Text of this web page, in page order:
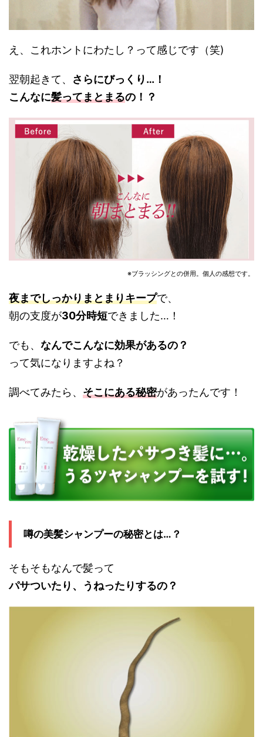
え、これホントにわたし？って感じです（笑)
翌朝起きて、 さらにびっくり…！
こんなに髪ってまとまるの！？
※ブラッシングとの併用。個人の感想です。
夜までしっかりまとまりキープで、
朝の支度が30分時短できました…！
でも、 なんでこんなに効果があるの？
って気になりますよね？
調べてみたら、 そこにある秘密があったんです！
噂の美髪シャンプーの秘密とは…？
そもそもなんで髪って
パサついたり、うねったりするの？